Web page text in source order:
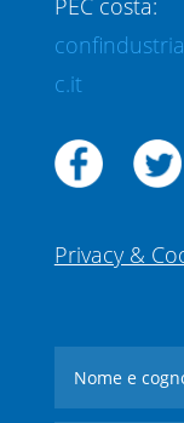
PEC costa:
c.it
Privacy &